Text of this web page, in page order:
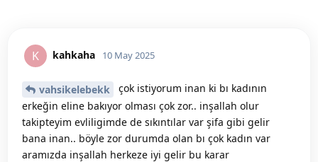
K kahkaha 10 May 2025
vahsikelebekk
çok istiyorum inan ki bı kadının
erkeğin eline bakıyor olması çok zor.. inşallah olur
takipteyim evliligimde de sıkıntılar var şifa gibi gelir
bana inan.. böyle zor durumda olan bı çok kadın var
aramızda inşallah herkeze iyi gelir bu karar